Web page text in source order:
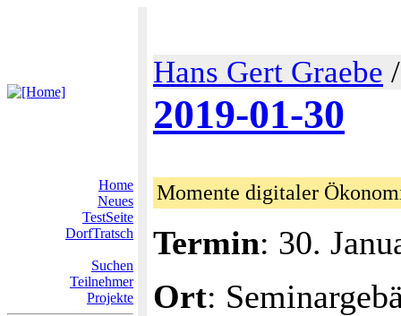
Hans Gert Graebe
2019-01-30
Home
Neues
TestSeite
DorfTratsch
Suchen
Teilnehmer
Projekte
Momente digitaler
Termin: 30.
Ort: